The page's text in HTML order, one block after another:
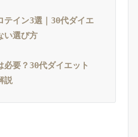
テイン3選｜30代ダイエ
い選び方
必要？30代ダイエット
説